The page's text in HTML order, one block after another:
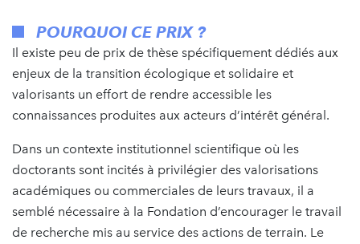
POURQUOI CE PRIX ?
Il existe peu de prix de thèse spécifiquement dédiés aux
enjeux de la transition écologique et solidaire et
valorisants un effort de rendre accessible les
connaissances produites aux acteurs d’intérêt général.
Dans un contexte institutionnel scientifique où les
doctorants sont incités à privilégier des valorisations
académiques ou commerciales de leurs travaux, il a
semblé nécessaire à la Fondation d’encourager le travail
de recherche mis au service des actions de terrain. Le